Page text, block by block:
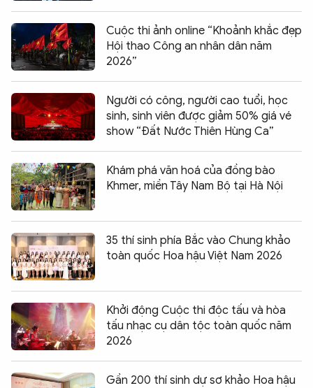
Cuộc thi ảnh online “Khoảnh khắc đẹp
Hội thao Công an nhân dân năm
2026”
Người có công, người cao tuổi, học
sinh, sinh viên được giảm 50% giá vé
show “Đất Nước Thiên Hùng Ca”
Khám phá văn hoá của đồng bào
Khmer, miền Tây Nam Bộ tại Hà Nội
35 thí sinh phía Bắc vào Chung khảo
toàn quốc Hoa hậu Việt Nam 2026
Khởi động Cuộc thi độc tấu và hòa
tấu nhạc cụ dân tộc toàn quốc năm
2026
Gần 200 thí sinh dự sơ khảo Hoa hậu